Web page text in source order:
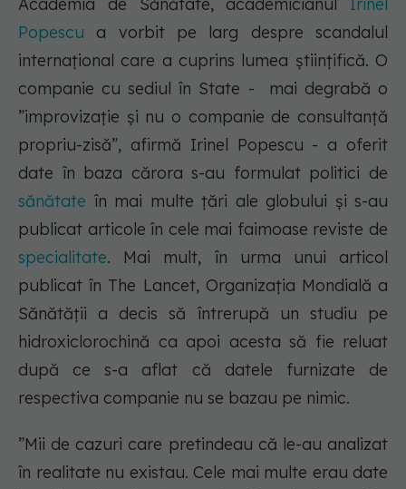
Academia de Sănătate, academicianul Irinel
Popescu a vorbit pe larg despre scandalul
internațional care a cuprins lumea științifică. O
companie cu sediul în State - mai degrabă o
”improvizație și nu o companie de consultanță
propriu-zisă”, afirmă Irinel Popescu - a oferit
date în baza cărora s-au formulat politici de
sănătate în mai multe țări ale globului și s-au
publicat articole în cele mai faimoase reviste de
specialitate. Mai mult, în urma unui articol
publicat în The Lancet, Organizația Mondială a
Sănătății a decis să întrerupă un studiu pe
hidroxiclorochină ca apoi acesta să fie reluat
după ce s-a aflat că datele furnizate de
respectiva companie nu se bazau pe nimic.
”Mii de cazuri care pretindeau că le-au analizat
în realitate nu existau. Cele mai multe erau date